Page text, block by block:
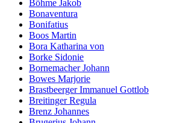
Böhme Jakob
Bonaventura
Bonifatius
Boos Martin
Bora Katharina von
Borke Sidonie
Bornemacher Johann
Bowes Marjorie
Brastbeerger Immanuel Gottlob
Breitinger Regula
Brenz Johannes